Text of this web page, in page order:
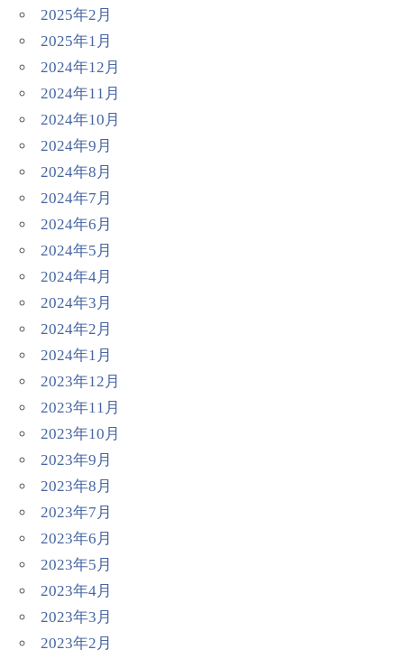
2025年2月
2025年1月
2024年12月
2024年11月
2024年10月
2024年9月
2024年8月
2024年7月
2024年6月
2024年5月
2024年4月
2024年3月
2024年2月
2024年1月
2023年12月
2023年11月
2023年10月
2023年9月
2023年8月
2023年7月
2023年6月
2023年5月
2023年4月
2023年3月
2023年2月